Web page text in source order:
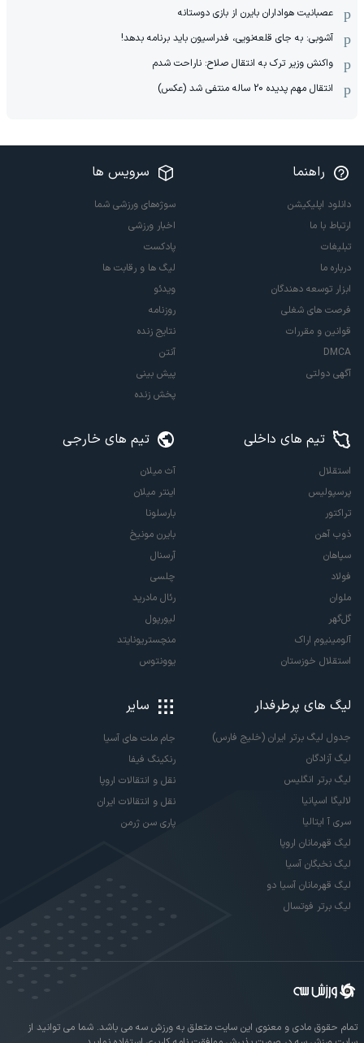
عصبانیت هواداران بایرن از بازی دوستانه
آشوبی: به جای قلعه‌نویی، فدراسیون باید برنامه بدهد!
واکنش وزیر ترک به انتقال صلاح: ناراحت شدم
انتقال مهم پدیده 20 ساله منتفی شد (عکس)
راهنما
دانلود اپلیکیشن
ارتباط با ما
تبلیغات
درباره ما
ابزار توسعه دهندگان
فرصت های شغلی
قوانین و مقررات
DMCA
آگهی دولتی
سرویس ها
سوژه‌های ورزشی شما
اخبار ورزشی
پادکست
لیگ ها و رقابت ها
ویدئو
روزنامه
نتایج زنده
آنتن
پیش بینی
پخش زنده
تیم های داخلی
استقلال
پرسپولیس
تراکتور
ذوب آهن
سپاهان
فولاد
ملوان
گل‌گهر
آلومینیوم اراک
استقلال خوزستان
تیم های خارجی
آث میلان
اینتر میلان
بارسلونا
بایرن مونیخ
آرسنال
چلسی
رئال مادرید
لیورپول
منچستریونایتد
یوونتوس
لیگ های پرطرفدار
جدول لیگ برتر ایران (خلیج فارس)
لیگ آزادگان
لیگ برتر انگلیس
لالیگا اسپانیا
سری آ ایتالیا
لیگ قهرمانان اروپا
لیگ نخبگان آسیا
لیگ قهرمانان آسیا دو
لیگ برتر فوتسال
سایر
جام ملت های آسیا
رنکینگ فیفا
نقل و انتقالات اروپا
نقل و انتقالات ایران
پاری سن ژرمن
تمام حقوق مادی و معنوی این سایت متعلق به ورزش سه می باشد. شما می توانید از